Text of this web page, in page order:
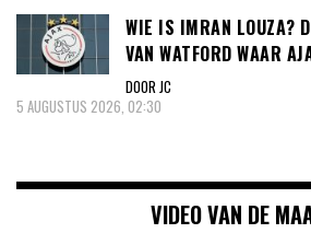
WIE IS IMRAN LOUZA?
VAN WATFORD WAAR
DOOR JC
5 AUGUSTUS 2026, 02:30
VIDEO VAN DE